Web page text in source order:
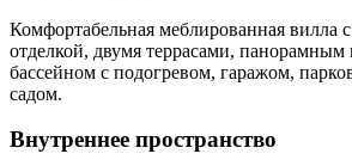
Комфортабельная меблированная вилла
отделкой, двумя террасами,
бассейном с подогревом, гаражом,
садом.
Внутреннее пространство